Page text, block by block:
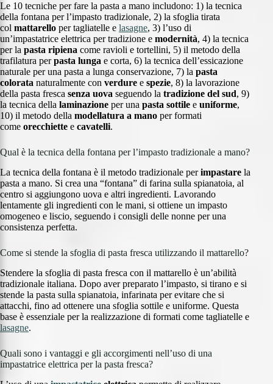
Le 10 tecniche per fare la pasta a mano includono: 1) la tecnica
della fontana per l’impasto tradizionale, 2) la sfoglia tirata
col mattarello per tagliatelle e lasagne, 3) l’uso di
un’impastatrice elettrica per tradizione e modernità, 4) la tecnica
per la pasta ripiena come ravioli e tortellini, 5) il metodo della
trafilatura perpasta lunga e corta, 6) la tecnica dell’essicazione
naturale per una pasta a lunga conservazione, 7) la pasta
colorata naturalmente con verdure e spezie, 8) la lavorazione
della pasta fresca senza uova seguendo la tradizione del sud, 9)
la tecnica della laminazione per una pasta sottile e uniforme,
10) il metodo della modellatura a mano per formati
come orecchiette e cavatelli.
Qual è la tecnica della fontana per l’impasto tradizionale a mano?
La tecnica della fontana è il metodo tradizionale perimpastare la
pasta a mano. Si crea una “fontana” di farina sulla spianatoia, al
centro si aggiungono uova e altri ingredienti. Lavorando
lentamente gli ingredienti con le mani, si ottiene un impasto
omogeneo e liscio, seguendo i consigli delle nonne per una
consistenza perfetta.
Come si stende la sfoglia di pasta fresca utilizzando il mattarello?
Stendere la sfoglia di pasta fresca con il mattarello è un’abilità
tradizionale italiana. Dopo aver preparato l’impasto, si tirano e si
stende la pasta sulla spianatoia, infarinata per evitare che si
attacchi, fino ad ottenere una sfoglia sottile e uniforme. Questa
base è essenziale per la realizzazione di formati come tagliatelle e
lasagne.
Quali sono i vantaggi e gli accorgimenti nell’uso di una
impastatrice elettrica per la pasta fresca?